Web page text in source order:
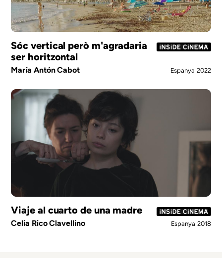
Sóc vertical però m'agradaria
ser horitzontal
María Antón Cabot Espanya 2022
Viaje al cuarto de una madre
Celia Rico Clavellino Espanya 2018